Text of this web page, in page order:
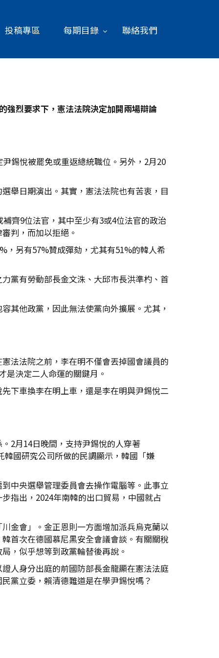
投稿專區 每期目錄 聯絡我們
強烈要求下，憲法法院決定加開兩場辯論
錫悅被罷免或重返總統職位。另外，2月20
舉日期演出。其實，憲法法院也有苦衷，目
齊9位法官，其中至少有3或4位法官的政治
判，而加以拒絕。
，另有57%贊成彈劾，尤其有51%的韓人希
黨有勞動部長金文洙、大邱市長洪準杓、首
其他政黨，因此無法使黨向外擴展。尤其，
法法院之前，李在明不僅會丟掉國會議員的
是決定二人命運的關鍵月。
下車換李在明上車，還是李在明與尹錫悅二
2月14日晚間，支持尹錫悅的人穿著
國研究公司所做的民調顯示，韓國「嫌
中央選舉管理委員會去操作電腦等。此事立
指出，2024年南韓的出口貿易，中國就占
金會」。金正恩則一方面增加派兵烏克蘭以
首次在德國慕尼黑安全會議會談。有關關稅
，似乎想等到政黨輪替後再說。
人身分出庭的前國防部長金龍顯在憲法法庭
黨立委，賴清德難道是在學尹錫悅嗎？